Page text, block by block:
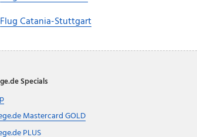
Flug Catania-Stuttgart